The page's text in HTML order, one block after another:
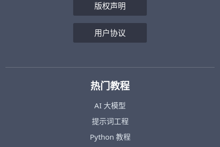
版权声明
用户协议
热门教程
AI 大模型
提示词工程
Python 教程